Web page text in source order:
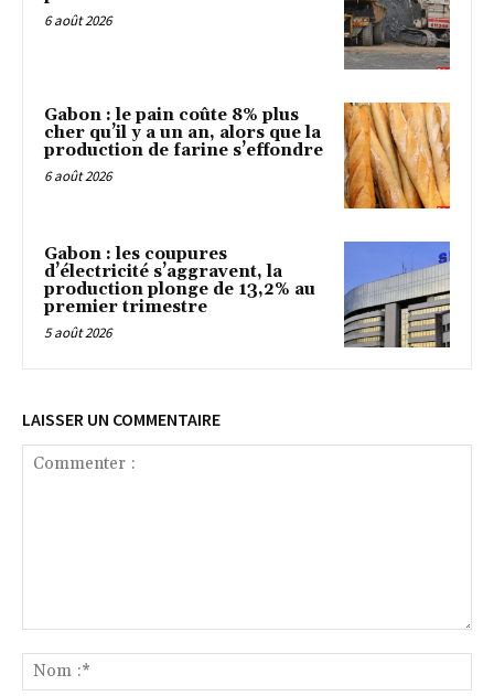
6 août 2026
Gabon : le pain coûte 8% plus
cher qu’il y a un an, alors que la
production de farine s’effondre
6 août 2026
Gabon : les coupures
d’électricité s’aggravent, la
production plonge de 13,2% au
premier trimestre
5 août 2026
LAISSER UN COMMENTAIRE
:*